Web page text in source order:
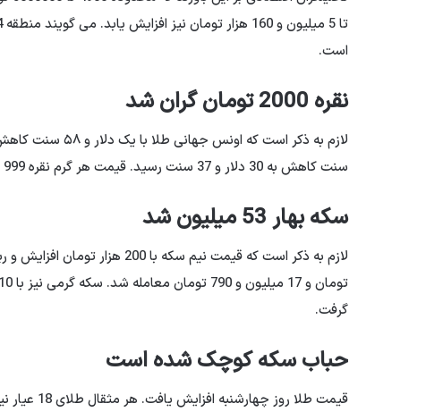
است.
نقره 2000 تومان گران شد
سنت کاهش به 30 دلار و 37 سنت رسید. قیمت هر گرم نقره 999 با 2.80 تومان افزایش 84 هزار و 740 تومان معامله شد.
سکه بهار 53 میلیون شد
گرفت.
حباب سکه کوچک شده است